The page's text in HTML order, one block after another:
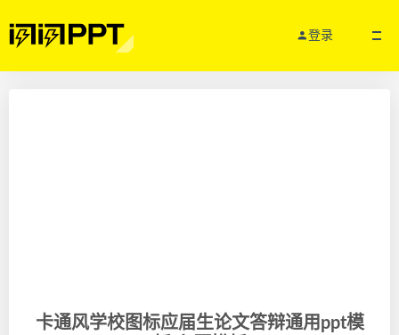
登录
卡通风学校图标应届生论文答辩通用ppt模